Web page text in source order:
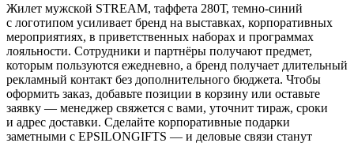
Жилет мужской STREAM, таффета 280Т, темно-синий
с логотипом усиливает бренд на выставках, корпоративных
мероприятиях, в приветственных наборах и программах
лояльности. Сотрудники и партнёры получают предмет,
которым пользуются ежедневно, а бренд получает длительный
рекламный контакт без дополнительного бюджета. Чтобы
оформить заказ, добавьте позиции в корзину или оставьте
заявку — менеджер свяжется с вами, уточнит тираж, сроки
и адрес доставки. Сделайте корпоративные подарки
заметными с EPSILONGIFTS — и деловые связи станут